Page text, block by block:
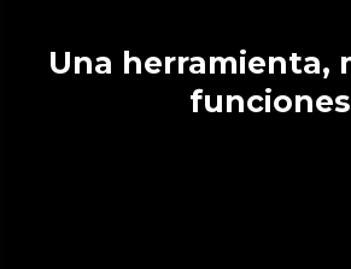
Una herramienta, múltiples
funciones